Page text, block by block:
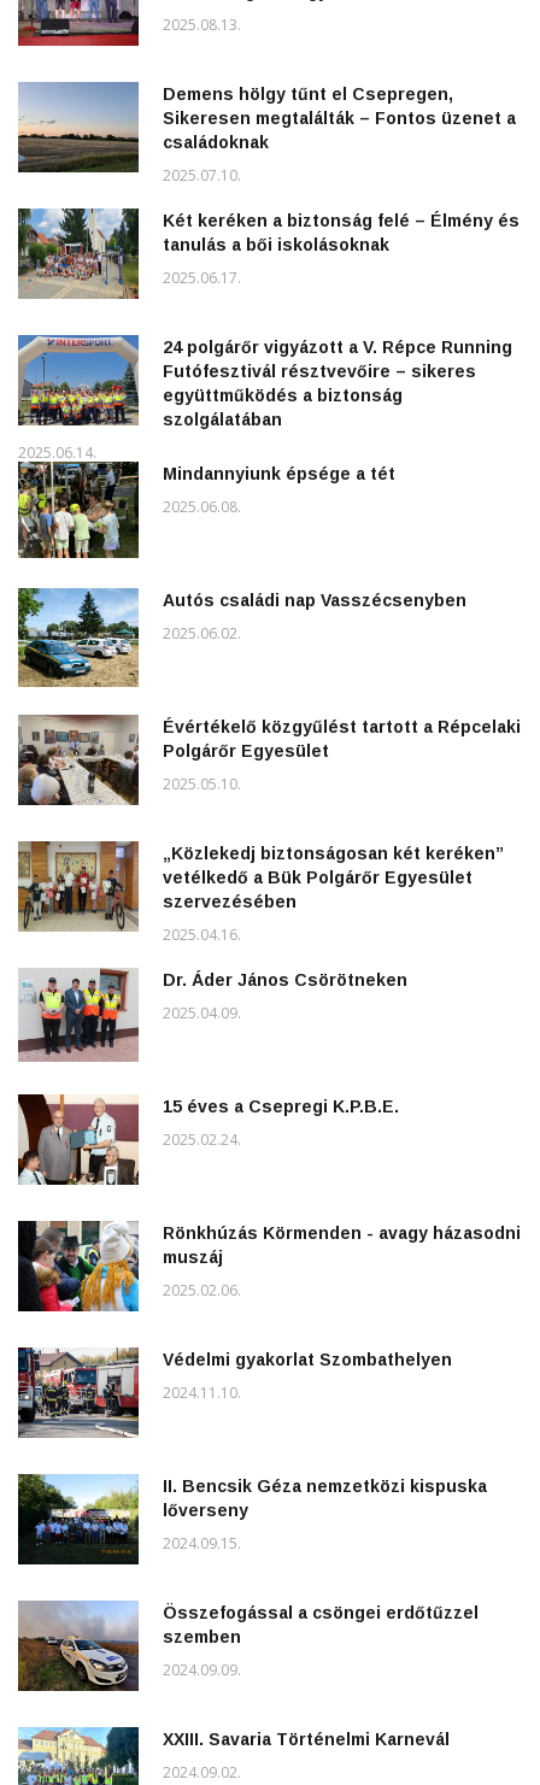
2025.08.13.
Demens hölgy tűnt el Csepregen,
Sikeresen megtalálták – Fontos üzenet a
családoknak
2025.07.10.
Két keréken a biztonság felé – Élmény és
tanulás a bői iskolásoknak
2025.06.17.
24 polgárőr vigyázott a V. Répce Running
Futófesztivál résztvevőire – sikeres
együttműködés a biztonság
szolgálatában
2025.06.14.
Mindannyiunk épsége a tét
2025.06.08.
Autós családi nap Vasszécsenyben
2025.06.02.
Évértékelő közgyűlést tartott a Répcelaki
Polgárőr Egyesület
2025.05.10.
„Közlekedj biztonságosan két keréken”
vetélkedő a Bük Polgárőr Egyesület
szervezésében
2025.04.16.
Dr. Áder János Csörötneken
2025.04.09.
15 éves a Csepregi K.P.B.E.
2025.02.24.
Rönkhúzás Körmenden - avagy házasodni
muszáj
2025.02.06.
Védelmi gyakorlat Szombathelyen
2024.11.10.
II. Bencsik Géza nemzetközi kispuska
lőverseny
2024.09.15.
Összefogással a csöngei erdőtűzzel
szemben
2024.09.09.
XXIII. Savaria Történelmi Karnevál
2024.09.02.